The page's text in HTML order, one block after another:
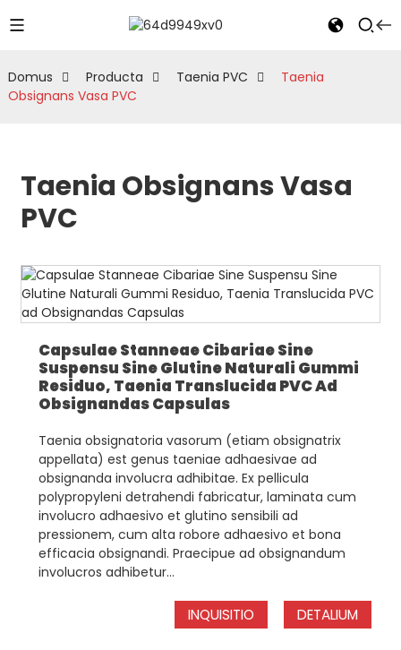
Domus Producta Taenia PVC
Taenia
Obsignans Vasa PVC
Taenia Obsignans Vasa
PVC
Capsulae Stanneae Cibariae Sine
Suspensu Sine Glutine Naturali Gummi
Residuo, Taenia Translucida PVC Ad
Obsignandas Capsulas
Taenia obsignatoria vasorum (etiam obsignatrix
appellata) est genus taeniae adhaesivae ad
obsignanda involucra adhibitae. Ex pellicula
polypropyleni detrahendi fabricatur, laminata cum
involucro adhaesivo et glutino sensibili ad
pressionem, cum alta robore adhaesivo et bona
efficacia obsignandi. Praecipue ad obsignandum
involucros adhibetur...
INQUISITIO DETALIUM